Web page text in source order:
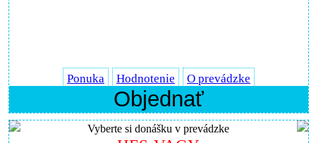
Ponuka Hodnotenie O prevádzke
Objednať
Vyberte si donášku v prevádzke